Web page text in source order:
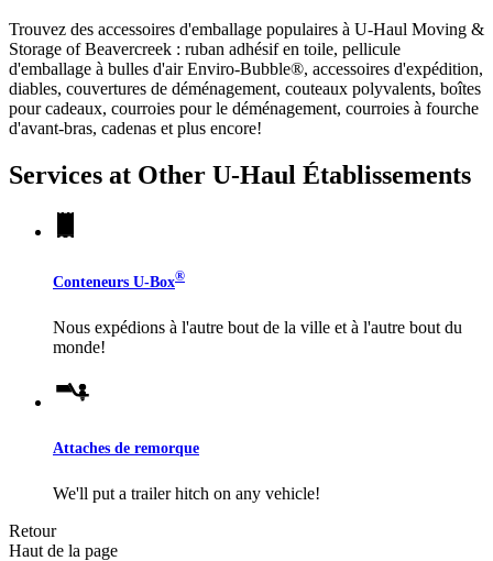
Trouvez des accessoires d'emballage populaires à U-Haul Moving &
Storage of Beavercreek : ruban adhésif en toile, pellicule
d'emballage à bulles d'air Enviro-Bubble®, accessoires d'expédition,
diables, couvertures de déménagement, couteaux polyvalents, boîtes
pour cadeaux, courroies pour le déménagement, courroies à fourche
d'avant-bras, cadenas et plus encore!
Services at Other U-Haul Établissements
Conteneurs U-Box®
Nous expédions à l'autre bout de la ville et à l'autre bout du
monde!
Attaches de remorque
We'll put a trailer hitch on any vehicle!
Retour
Haut de la page